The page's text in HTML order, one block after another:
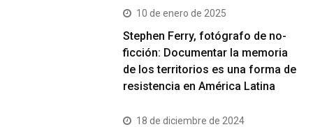
10 de enero de 2025
Stephen Ferry, fotógrafo de no-
ficción: Documentar la memoria
de los territorios es una forma de
resistencia en América Latina
18 de diciembre de 2024